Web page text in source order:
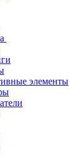
элементы